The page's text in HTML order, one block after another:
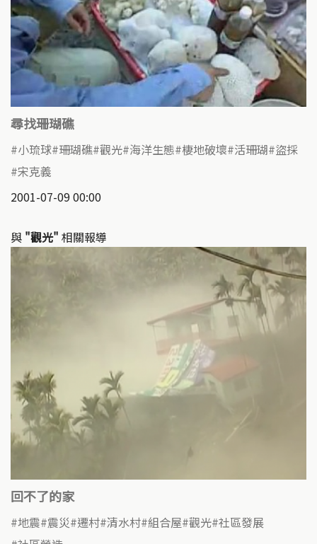
尋找珊瑚礁
小琉球 珊瑚礁 觀光 海洋生態 棲地破壞 活珊瑚 盜採
宋克義
2001-07-09 00:00
與 "觀光" 相關報導
回不了的家
地震 震災 遷村 清水村 組合屋 觀光 社區發展